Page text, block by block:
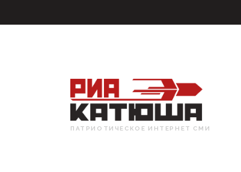
ПАТРИОТИЧЕСКОЕ ИНТЕРНЕТ СМИ